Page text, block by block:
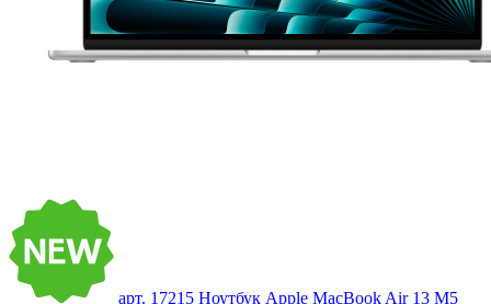
арт. 17215 Ноутбук Apple MacBook Air 13 M5